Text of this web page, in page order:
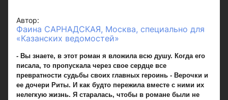
Автор:
Фаина САРНАДСКАЯ, Москва, специально для
«Казанских ведомостей»
- Вы знаете, в этот роман я вложила всю душу. Когда его
писала, то пропускала через свое сердце все
превратности судьбы своих главных героинь - Верочки и
ее дочери Риты. И как будто пережила вместе с ними их
нелегкую жизнь. Я старалась, чтобы в романе были не